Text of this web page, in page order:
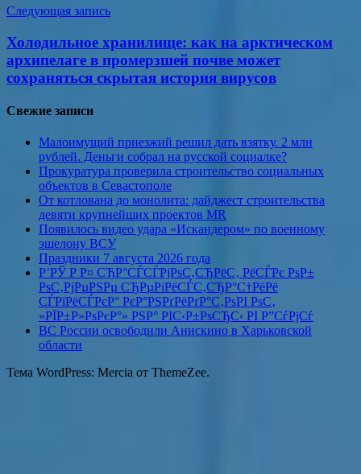
Следующая запись
Холодильное хранилище: как на арктическом
архипелаге в промерзшей почве может
сохраняться скрытая история вирусов
Свежие записи
Малоимущий приезжий решил дать взятку. 2 млн
рублей. Деньги собрал на русской социалке?
Прокуратура проверила строительство социальных
объектов в Севастополе
От котлована до монолита: дайджест строительства
девяти крупнейших проектов MR
Появилось видео удара «Искандером» по военному
эшелону ВСУ
Праздники 7 августа 2026 года
Р’РЎ Р Р¤ СЂР°СЃСЃРјРѕС‚СЂРёС‚ РёСЃРє РѕР±
РѕС‚РјРµРЅРµ СЂРµРіРёСЃС‚СЂР°С†РёРё
СЃРїРёСЃРєР° РєР°РЅРґРёРґР°С‚РѕРІ РѕС‚
«РЇР±Р»РѕРєР°» РЅР° РІС‹Р±РѕСЂС‹ РІ Р”СѓРјСѓ
ВС России освободили Анискино в Харьковской
области
Тема WordPress: Mercia от ThemeZee.